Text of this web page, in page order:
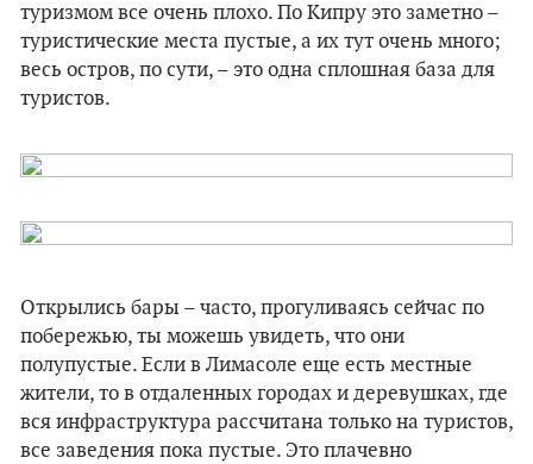
туризмом все очень плохо. По Кипру это заметно –
туристические места пустые, а их тут очень много;
весь остров, по сути, – это одна сплошная база для
туристов.
Открылись бары – часто, прогуливаясь сейчас по
побережью, ты можешь увидеть, что они
полупустые. Если в Лимасоле еще есть местные
жители, то в отдаленных городах и деревушках, где
вся инфраструктура рассчитана только на туристов,
все заведения пока пустые. Это плачевно